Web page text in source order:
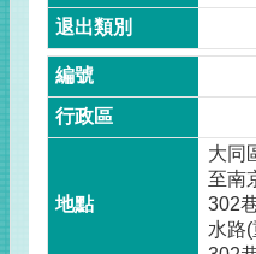
大同
至南
302
水路